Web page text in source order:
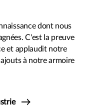
dont nous
C'est la preuve
et applaudit notre
à notre armoire